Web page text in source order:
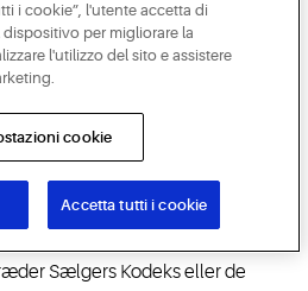
af procedurer, der sikrer
og de Relevante Love; iv)
og uddannelsesprogram
af et program for intern
med overholdelse; (vi)
til indberetning af
og de Relevante Love; og
Sælgers Kodeks eller de
i cookie”, l'utente accetta di
per migliorare la
l'utilizzo del sito e assistere
cookie
Accetta tutti i cookie